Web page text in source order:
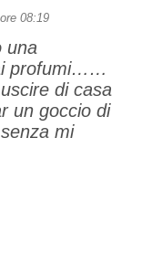
08:19
una
profumi……
di casa
un goccio di
mi